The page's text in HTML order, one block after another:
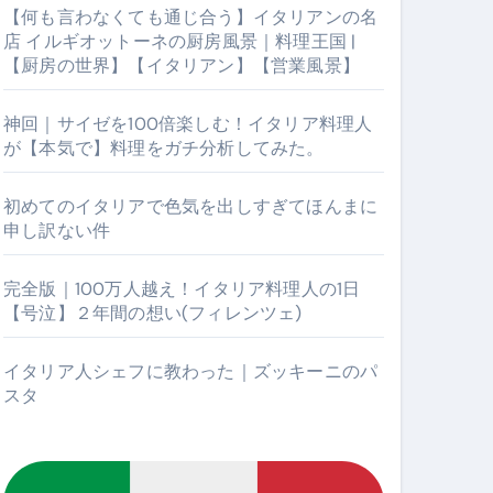
の世界】【イタリアン】【営業風景】
【何も言わなくても通じ合う】イタリアンの名
店 イルギオットーネの厨房風景｜料理王国 |
【厨房の世界】【イタリアン】【営業風景】
神回｜サイゼを100倍楽しむ！イタリア料理人
が【本気で】料理をガチ分析してみた。
初めてのイタリアで色気を出しすぎてほんまに
申し訳ない件
完全版｜100万人越え！イタリア料理人の1日
【号泣】２年間の想い(フィレンツェ)
イタリア人シェフに教わった｜ズッキーニのパ
スタ